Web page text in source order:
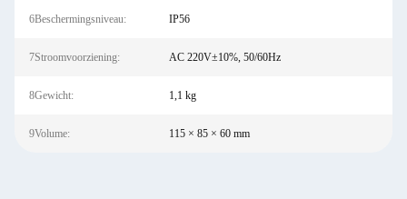
6Beschermingsniveau: IP56
7Stroomvoorziening: AC 220V±10%, 50/60Hz
8Gewicht: 1,1 kg
9Volume: 115 × 85 × 60 mm